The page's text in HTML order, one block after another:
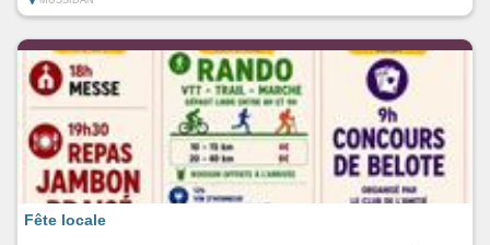
Fête locale